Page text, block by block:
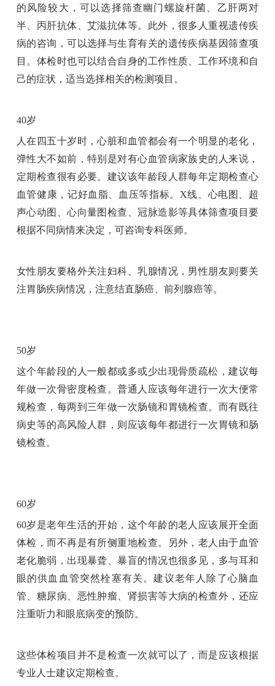
的风险较大，可以选择筛查幽门螺旋杆菌、乙肝两对
半、丙肝抗体、艾滋抗体等。此外，很多人重视遗传疾
病的咨询，可以选择与生育有关的遗传疾病基因筛查项
目。体检时也可以结合自身的工作性质、工作环境和自
己的症状，适当选择相关的检测项目。
40岁
人在四五十岁时，心脏和血管都会有一个明显的老化，
弹性大不如前，特别是对有心血管病家族史的人来说，
定期检查很有必要。建议该年龄段人群每年定期检查心
血管健康，记好血脂、血压等指标。X线、心电图、超
声心动图、心向量图检查、冠脉造影等具体筛查项目要
根据不同病情来决定，可咨询专科医师。
女性朋友要格外关注妇科、乳腺情况，男性朋友则要关
注胃肠疾病情况，注意结直肠癌、前列腺癌等。
50岁
这个年龄段的人一般都或多或少出现骨质疏松，建议每
年做一次骨密度检查。普通人应该每年进行一次大便常
规检查，每两到三年做一次肠镜和胃镜检查。而有既往
病史等的高风险人群，则应该每年都进行一次胃镜和肠
镜检查。
60岁
60岁是老年生活的开始，这个年龄的老人应该展开全面
体检，而不再是有所侧重地检查。另外，老人由于血管
老化脆弱，出现暴聋、暴盲的情况也很多见，多与耳和
眼的供血血管突然栓塞有关。建议老年人除了心脑血
管、糖尿病、恶性肿瘤、肾损害等大病的检查外，还应
注重听力和眼底病变的预防。
这些体检项目并不是检查一次就可以了，而是应该根据
专业人士建议定期检查。